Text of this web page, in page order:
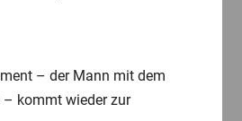
– der Mann mit dem
kommt wieder zur